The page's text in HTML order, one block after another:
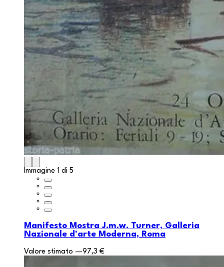
Immagine 1 di 5
Manifesto Mostra J.m.w. Turner, Galleria
Nazionale d'arte Moderna, Roma
Valore stimato —97,3 €